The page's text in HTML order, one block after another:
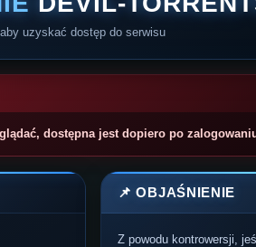
uzyskać dostęp do serwisu
dostępna jest dopiero po
📌 OBJAŚNIENIE
Z powodu kontrowersji,